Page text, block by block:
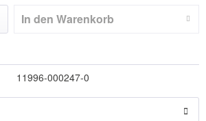
In den Warenkorb
11996-000247-0